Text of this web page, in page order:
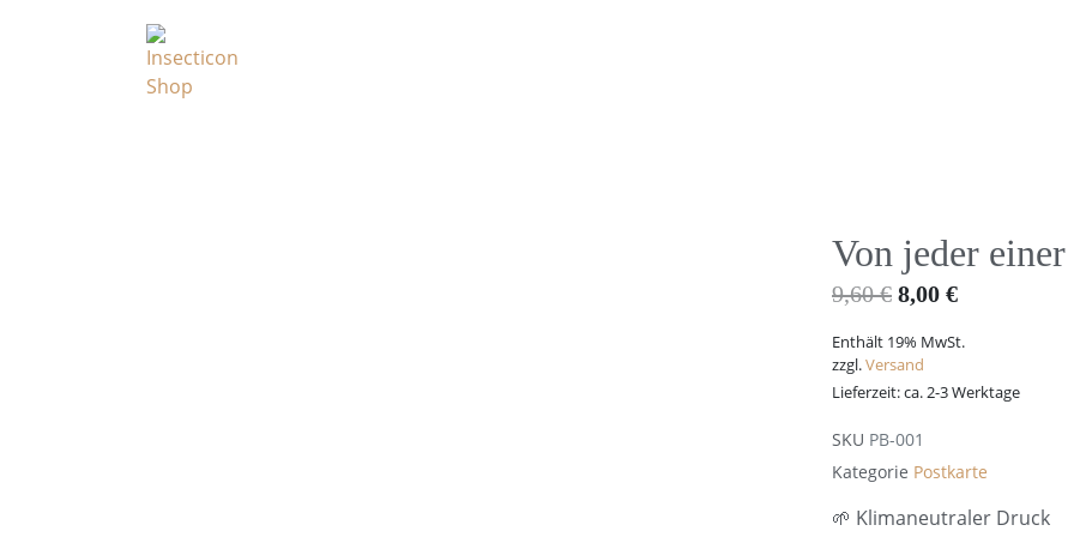
Von jeder einer
9,60€ 8,00 €
Enthält 19% MwSt.
zzgl.Versand
Lieferzeit: ca. 2-3 Werktage
SKU PB-001
Kategorie Postkarte
🌱 Klimaneutraler Druck